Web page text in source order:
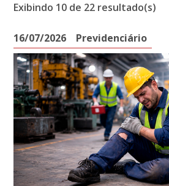
Exibindo 10 de 22 resultado(s)
16/07/2026 Previdenciário